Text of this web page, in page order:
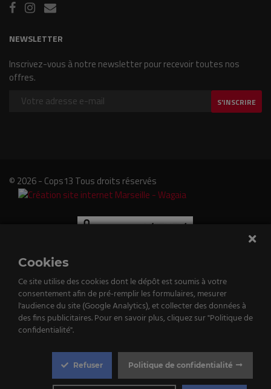
NEWSLETTER
Inscrivez-vous à notre newsletter pour recevoir toutes nos
offres.
S'INSCRIRE
© 2026 - Cops13 Tous droits réservés
Cookies
Ce site utilise des cookies dont le dépôt est soumis à votre
consentement afin de pré-remplir les formulaires, mesurer
l'audience du site (Google Analytics), et collecter des données à
des fins publicitaires. Pour en savoir plus, cliquez sur "Politique de
confidentialité".
Politique de confidentialité
Refuser